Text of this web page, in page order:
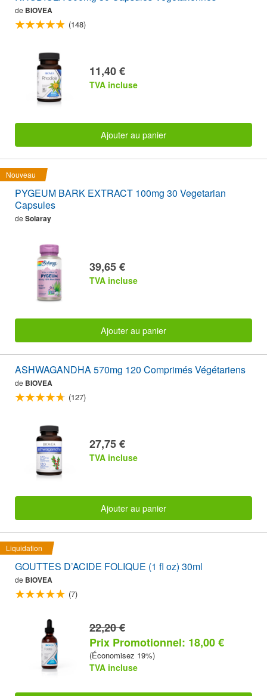
de BIOVEA
(148)
11,40 €
TVA incluse
Ajouter au panier
Nouveau
PYGEUM BARK EXTRACT 100mg 30 Vegetarian
Capsules
de Solaray
39,65 €
TVA incluse
Ajouter au panier
ASHWAGANDHA 570mg 120 Comprimés Végétariens
de BIOVEA
(127)
27,75 €
TVA incluse
Ajouter au panier
Liquidation
GOUTTES D’ACIDE FOLIQUE (1 fl oz) 30ml
de BIOVEA
(7)
22,20 €
Prix Promotionnel: 18,00 €
(Économisez 19%)
TVA incluse